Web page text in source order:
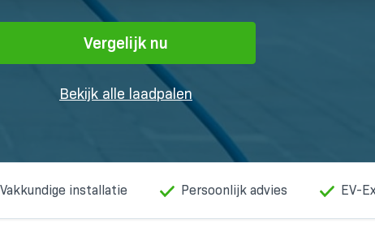
Vergelijk nu
Bekijk alle laadpalen
Vakkundige installatie Persoonlijk advies EV-